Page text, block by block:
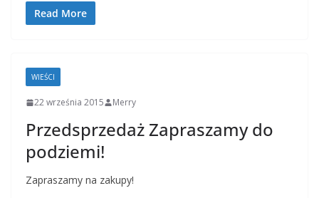
Read More
WIEŚCI
22 września 2015 Merry
Przedsprzedaż Zapraszamy do
podziemi!
Zapraszamy na zakupy!